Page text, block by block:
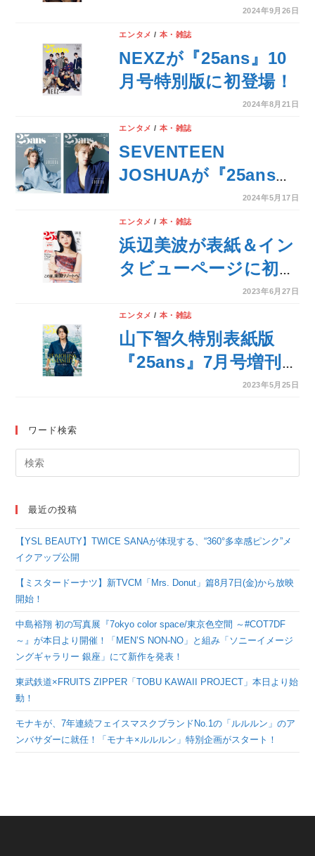
魅力を放つ二人が初登
場＆美の共演！
『25ans』11月号
ENHYPEN特別版
2024年9月26日
エンタメ / 本・雑誌
NEXZが『25ans』10
月号特別版に初登場！
2024年8月21日
エンタメ / 本・雑誌
SEVENTEEN
JOSHUAが『25ans』
7月号特別版ver.A/Bに
降臨！表紙初登場＆独
占インタビュー！
2024年5月17日
エンタメ / 本・雑誌
浜辺美波が表紙＆イン
タビューページに初登
場！楽園リゾートを大
特集『25ans』8月号発
売！
2023年6月27日
エンタメ / 本・雑誌
山下智久特別表紙版
『25ans』7月号増刊発
売！エレガントな美し
2023年5月25日
ワード検索
最近の投稿
【YSL BEAUTY】TWICE SANAが体現する、“360°多幸感ピンク”メ
イクアップ公開
【ミスタードーナツ】新TVCM「Mrs. Donut」篇8月7日(金)から放映
開始！
中島裕翔 初の写真展『7okyo color space/東京色空間 ～#COT7DF
～』が本日より開催！「MEN’S NON-NO」と組み「ソニーイメージ
ングギャラリー 銀座」にて新作を発表！
東武鉄道×FRUITS ZIPPER「TOBU KAWAII PROJECT」本日より始
動！
モナキが、7年連続フェイスマスクブランドNo.1の「ルルルン」のア
ンバサダーに就任！「モナキ×ルルルン」特別企画がスタート！